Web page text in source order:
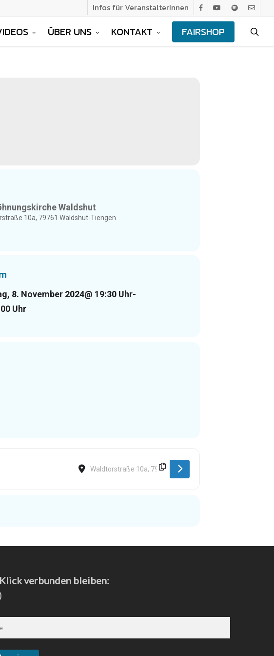
facebook
youtubespotifyemail
Infos für VeranstalterInnen
ÜBER UNS KONTAKT FAIRSHOP
Waldshut
10a, 79761 Waldshut-Tiengen
8. November 2024@ 19:30 Uhr-
Uhr
Destination Address - Waldshut [LEN3nMTQk]
verbunden bleiben: